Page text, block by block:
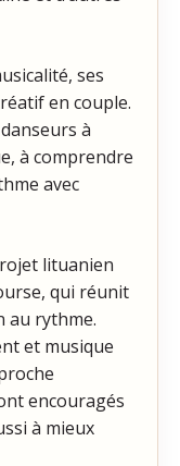
ses
en couple.
à
à comprendre
avec
lituanien
qui réunit
au rythme.
et musique
encouragés
à mieux